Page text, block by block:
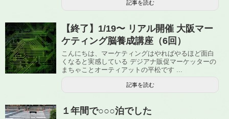
記事を読む
【終了】1/19〜 リアル開催 大阪マー
ケティング脳養成講座（6回）
こんにちは、マーケティングはやればやるほど面白
くなると実感している デジアナ販促マーケッターの
まちゃことオーティアットの平松です ...
記事を読む
１年間で○○○泊でした